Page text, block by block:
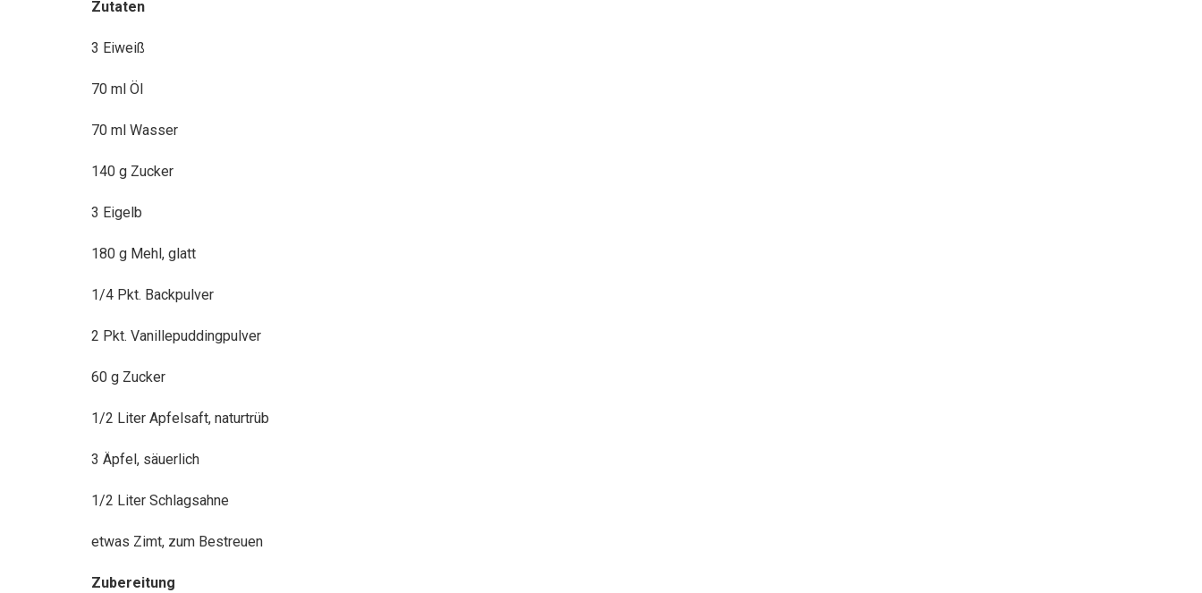
Zutaten
3 Eiweiß
70 ml Öl
70 ml Wasser
140 g Zucker
3 Eigelb
180 g Mehl, glatt
1/4 Pkt. Backpulver
2 Pkt. Vanillepuddingpulver
60 g Zucker
1/2 Liter Apfelsaft, naturtrüb
3 Äpfel, säuerlich
1/2 Liter Schlagsahne
etwas Zimt, zum Bestreuen
Zubereitung